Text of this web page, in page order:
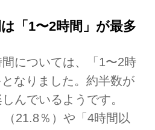
「1〜2時間」が最多
については、「1〜2時
なりました。約半数が
んでいるようです。
21.8％）や「4時間以